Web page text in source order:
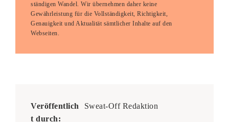
ständigen Wandel. Wir übernehmen daher keine
Gewährleistung für die Vollständigkeit, Richtigkeit,
Genauigkeit und Aktualität sämtlicher Inhalte auf den
Webseiten.
Veröffentlich
t durch:
Sweat-Off Redaktion